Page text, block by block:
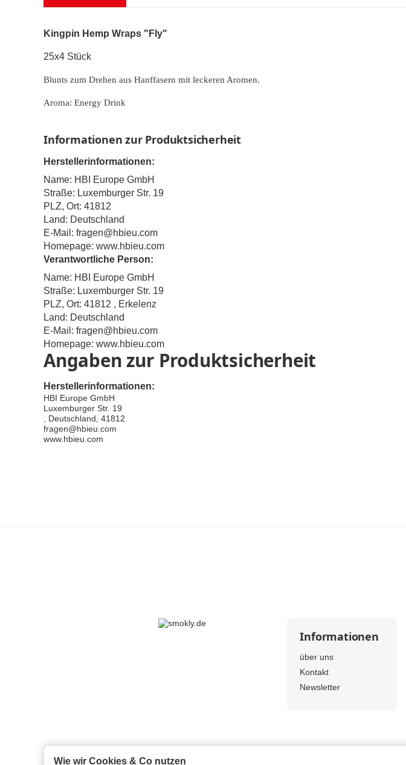
Kingpin Hemp Wraps "Fly"
25x4 Stück
Blunts zum Drehen aus Hanffasern mit leckeren Aromen.
Aroma: Energy Drink
Informationen zur Produktsicherheit
Herstellerinformationen:
Name: HBI Europe GmbH
Straße: Luxemburger Str. 19
PLZ, Ort: 41812
Land: Deutschland
E-Mail: fragen@hbieu.com
Homepage: www.hbieu.com
Verantwortliche Person:
Name: HBI Europe GmbH
Straße: Luxemburger Str. 19
PLZ, Ort: 41812 , Erkelenz
Land: Deutschland
E-Mail: fragen@hbieu.com
Homepage: www.hbieu.com
Angaben zur Produktsicherheit
Herstellerinformationen:
HBI Europe GmbH
Luxemburger Str. 19
, Deutschland, 41812
fragen@hbieu.com
www.hbieu.com
Informationen
über uns
Kontakt
Newsletter
Wie wir Cookies & Co nutzen